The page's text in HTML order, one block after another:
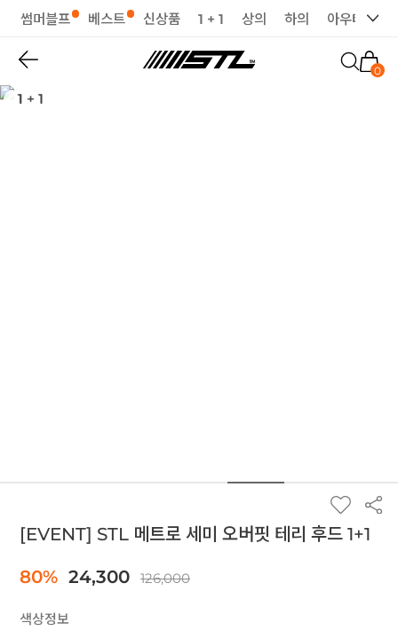
썸머블프 베스트 신상품 1 + 1 상의 하의 아우터
0
[EVENT] STL 메트로 세미 오버핏 테리 후드 1+1
80% 24,300 126,000
색상정보